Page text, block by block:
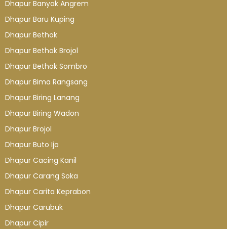
Dhapur Banyak Angrem
Dhapur Baru Kuping
Dhapur Bethok
Dhapur Bethok Brojol
Dhapur Bethok Sombro
Dhapur Bima Rangsang
Dhapur Biring Lanang
Dhapur Biring Wadon
Dhapur Brojol
Dhapur Buto Ijo
Dhapur Cacing Kanil
Dhapur Carang Soka
Dhapur Carita Keprabon
Dhapur Carubuk
Dhapur Cipir